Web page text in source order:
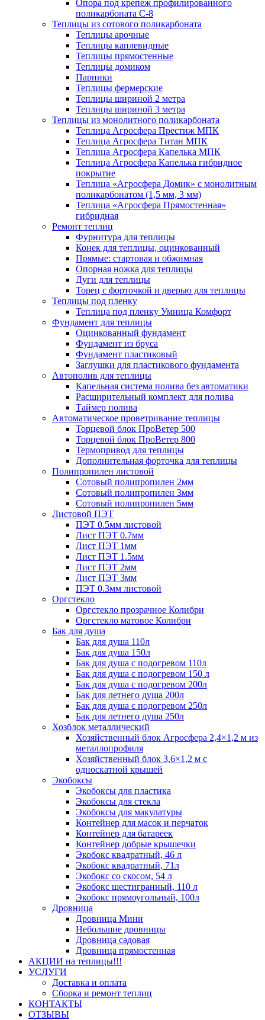
Опора под крепеж профилированного
поликарбоната С-8
Теплицы из сотового поликарбоната
Теплицы арочные
Теплицы каплевидные
Теплицы прямостенные
Теплицы домиком
Парники
Теплицы фермерские
Теплицы шириной 2 метра
Теплицы шириной 3 метра
Теплицы из монолитного поликарбоната
Теплица Агросфера Престиж МПК
Теплица Агросфера Титан МПК
Теплица Агросфера Капелька МПК
Теплица Агросфера Капелька гибридное
покрытие
Теплица «Агросфера Домик» с монолитным
поликарбонатом (1,5 мм, 3 мм)
Теплица «Агросфера Прямостенная»
гибридная
Ремонт теплиц
Фурнитура для теплицы
Конек для теплицы, оцинкованный
Прямые: стартовая и обжимная
Опорная ножка для теплицы
Дуги для теплицы
Торец с форточкой и дверью для теплицы
Теплицы под пленку
Теплица под пленку Умница Комфорт
Фундамент для теплицы
Оцинкованный фундамент
Фундамент из бруса
Фундамент пластиковый
Заглушки для пластикового фундамента
Автополив для теплицы
Капельная система полива без автоматики
Расширительный комплект для полива
Таймер полива
Автоматическое проветривание теплицы
Торцевой блок ПроВетер 500
Торцевой блок ПроВетер 800
Термопривод для теплицы
Дополнительная форточка для теплицы
Полипропилен листовой
Сотовый полипропилен 2мм
Сотовый полипропилен 3мм
Сотовый полипропилен 5мм
Листовой ПЭТ
ПЭТ 0.5мм листовой
Лист ПЭТ 0.7мм
Лист ПЭТ 1мм
Лист ПЭТ 1.5мм
Лист ПЭТ 2мм
Лист ПЭТ 3мм
ПЭТ 0.3мм листовой
Оргстекло
Оргстекло прозрачное Колибри
Оргстекло матовое Колибри
Бак для душа
Бак для душа 110л
Бак для душа 150л
Бак для душа с подогревом 110л
Бак для душа с подогревом 150 л
Бак для душа с подогревом 200л
Бак для летнего душа 200л
Бак для душа с подогревом 250л
Бак для летнего душа 250л
Хозблок металлический
Хозяйственный блок Агросфера 2,4×1,2 м из
металлопрофиля
Хозяйственный блок 3,6×1,2 м с
односкатной крышей
Экобоксы
Экобоксы для пластика
Экобоксы для стекла
Экобоксы для макулатуры
Контейнер для масок и перчаток
Контейнер для батареек
Контейнер добрые крышечки
Экобокс квадратный, 46 л
Экобокс квадратный, 71л
Экобокс со скосом, 54 л
Экобокс шестигранный, 110 л
Экобокс прямоугольный, 100л
Дровница
Дровница Мини
Небольшие дровницы
Дровница садовая
Дровница прямостенная
АКЦИИ на теплицы!!!
УСЛУГИ
Доставка и оплата
Сборка и ремонт теплиц
КОНТАКТЫ
ОТЗЫВЫ